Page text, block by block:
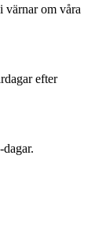
värnar om våra
efter